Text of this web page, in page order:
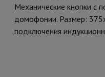
Механические кнопки с
домофонии. Размер:
подключения